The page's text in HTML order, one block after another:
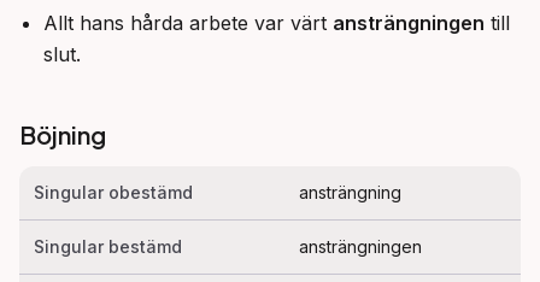
Allt hans hårda arbete var värt ansträngningen till
slut.
Böjning
Singular obestämd ansträngning
Singular bestämd ansträngningen